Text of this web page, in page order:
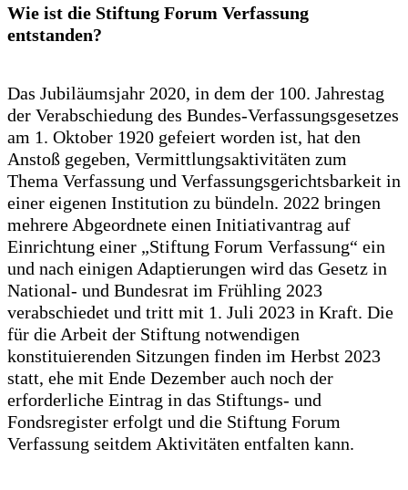
Wie ist die Stiftung Forum Verfassung
entstanden?
Das Jubiläumsjahr 2020, in dem der 100. Jahrestag
der Verabschiedung des Bundes-Verfassungsgesetzes
am 1. Oktober 1920 gefeiert worden ist, hat den
Anstoß gegeben, Vermittlungsaktivitäten zum
Thema Verfassung und Verfassungsgerichtsbarkeit in
einer eigenen Institution zu bündeln. 2022 bringen
mehrere Abgeordnete einen Initiativantrag auf
Einrichtung einer „Stiftung Forum Verfassung“ ein
und nach einigen Adaptierungen wird das Gesetz in
National- und Bundesrat im Frühling 2023
verabschiedet und tritt mit 1. Juli 2023 in Kraft. Die
für die Arbeit der Stiftung notwendigen
konstituierenden Sitzungen finden im Herbst 2023
statt, ehe mit Ende Dezember auch noch der
erforderliche Eintrag in das Stiftungs- und
Fondsregister erfolgt und die Stiftung Forum
Verfassung seitdem Aktivitäten entfalten kann.